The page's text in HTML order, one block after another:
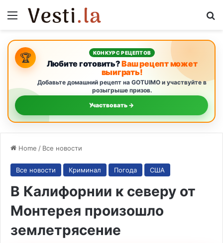
Menu
🏆 КОНКУРС РЕЦЕПТОВ
Любите готовить?Ваш рецепт может
выиграть!
Добавьте домашний рецепт на GOTUIMO и участвуйте в
розыгрыше призов.
Участвовать →
Home / Все новости
Все новости Криминал Погода США
В Калифорнии к северу от
Монтерея произошло
землетрясение